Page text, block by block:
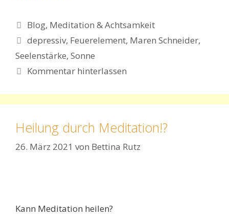
Kategorien
Blog, Meditation & Achtsamkeit
Schlagwörter
depressiv, Feuerelement, Maren Schneider,
Seelenstärke, Sonne
Kommentar hinterlassen
Heilung durch Meditation!?
26. März 2021 von Bettina Rutz
Kann Meditation heilen?